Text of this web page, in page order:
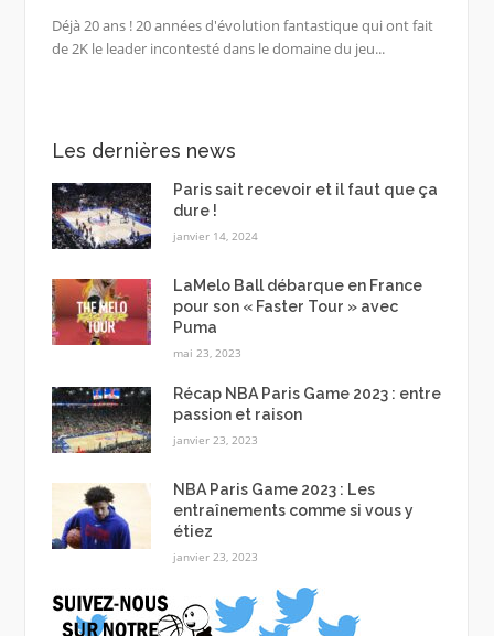
Déjà 20 ans ! 20 années d'évolution fantastique qui ont fait
de 2K le leader incontesté dans le domaine du jeu...
Les dernières news
Paris sait recevoir et il faut que ça
dure !
janvier 14, 2024
LaMelo Ball débarque en France
pour son « Faster Tour » avec
Puma
mai 23, 2023
Récap NBA Paris Game 2023 : entre
passion et raison
janvier 23, 2023
NBA Paris Game 2023 : Les
entraînements comme si vous y
étiez
janvier 23, 2023